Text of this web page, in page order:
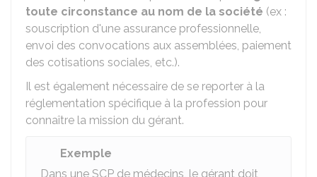
toute circonstance au nom de la société (ex :
souscription d'une assurance professionnelle,
envoi des convocations aux assemblées, paiement
des cotisations sociales, etc.).
Il est également nécessaire de se reporter à la
réglementation spécifique à la profession pour
connaître la mission du gérant.
Exemple
Dans une SCP de médecins, le gérant doit